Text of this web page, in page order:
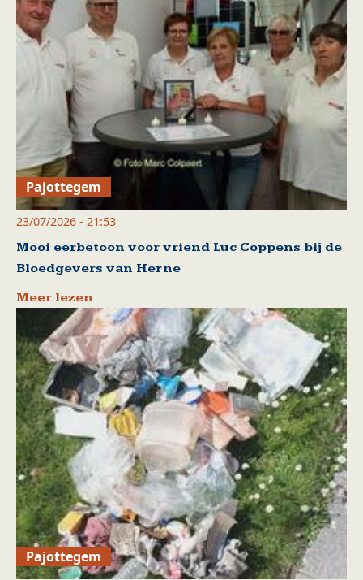
Pajottegem
23/07/2026 - 21:53
Mooi eerbetoon voor vriend Luc Coppens bij de
Bloedgevers van Herne
Meer lezen
Pajottegem